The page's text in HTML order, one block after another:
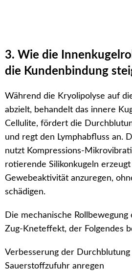
3. Wie die
die Kundenbindung
Während die Kryolipolyse auf
abzielt, behandelt das innere
Cellulite, fördert die
und regt den Lymphabfluss an.
nutzt Kompressions-
rotierende Silikonkugeln
Gewebeaktivität anzuregen,
schädigen.
Die mechanische
Zug-Kneteffekt, der Folgendes
Verbesserung der Durchblutung
Sauerstoffzufuhr anregen